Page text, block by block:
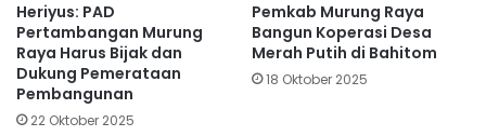
Heriyus: PAD
Pertambangan Murung
Raya Harus Bijak dan
Dukung Pemerataan
Pembangunan
22 Oktober 2025
Pemkab Murung Raya
Bangun Koperasi Desa
Merah Putih di Bahitom
18 Oktober 2025